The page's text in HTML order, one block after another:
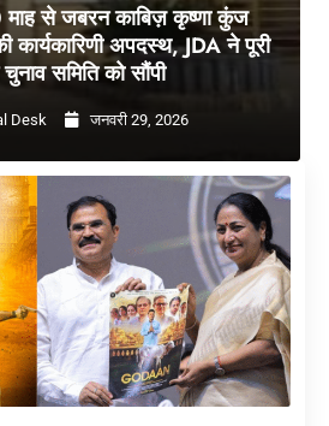
माह से जबरन काबिज़ कृष्णा कुंज
कार्यकारिणी अपदस्थ, JDA ने पूरी
समिति को सौंपी
Desk जनवरी 29, 2026